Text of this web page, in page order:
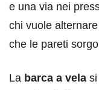
e una via nei
chi vuole
che le pareti
La barca a vela